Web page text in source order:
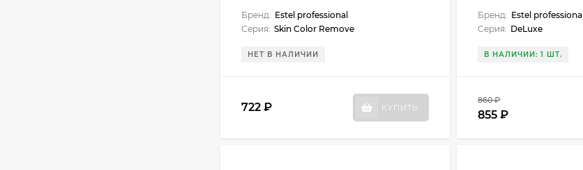
Бренд: Estel professional
Серия: Skin Color Remove
НЕТ В НАЛИЧИИ
722 ₽ КУПИТЬ
Бренд: Estel professional
Серия: DeLuxe
В НАЛИЧИИ: 1 ШТ.
860 ₽
855 ₽